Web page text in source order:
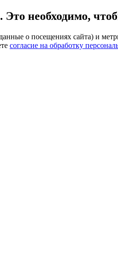
Это необходимо,
о посещениях сайта) и
согласие на обработку